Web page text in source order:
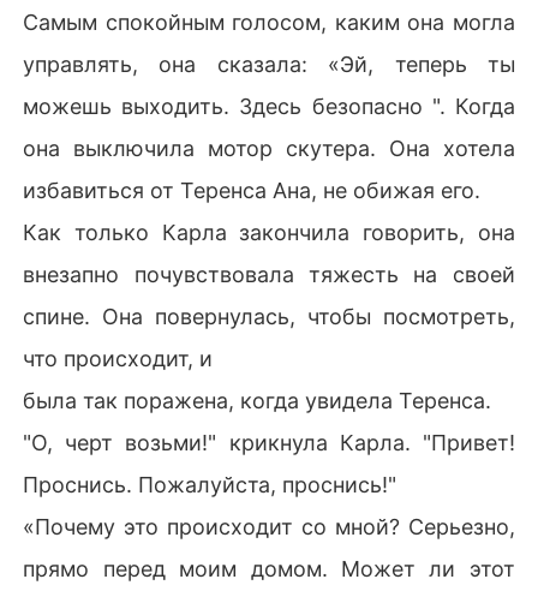
Самым спокойным голосом, каким она могла
управлять, она сказала: «Эй, теперь ты
можешь выходить. Здесь безопасно ". Когда
она выключила мотор скутера. Она хотела
избавиться от Теренса Ана, не обижая его.
Как только Карла закончила говорить, она
внезапно почувствовала тяжесть на своей
спине. Она повернулась, чтобы посмотреть,
что происходит, и
была так поражена, когда увидела Теренса.
"О, черт возьми!" крикнула Карла. "Привет!
Проснись. Пожалуйста, проснись!"
«Почему это происходит со мной? Серьезно,
прямо перед моим домом. Может ли этот